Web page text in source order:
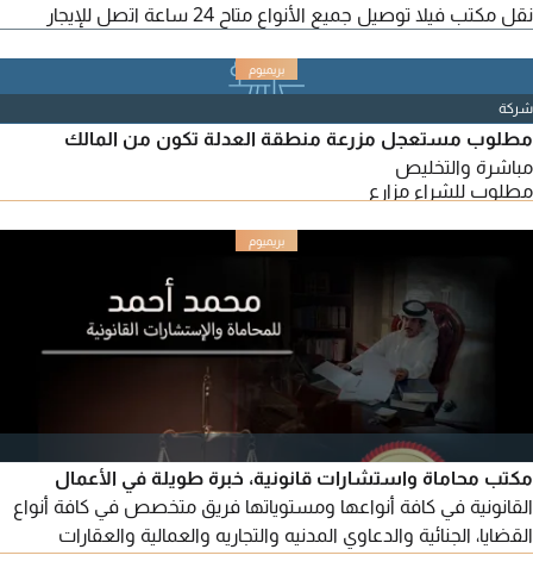
نقل مكتب فيلا توصيل جميع الأنواع متاح 24 ساعة اتصل للإيجار
شركة
مطلوب مستعجل مزرعة منطقة العدلة تكون من المالك
مباشرة والتخليص
مطلوب للشراء مزارع
مكتب محاماة واستشارات قانونية، خبرة طويلة في الأعمال
القانونية في كافة أنواعها ومستوياتها فريق متخصص في كافة أنواع
القضايا، الجنائية والدعاوي المدنيه والتجاريه والعمالية والعقارات
والأحوال الشخصية، محترفين في صياغة اللوائح والمذكرات القانونية